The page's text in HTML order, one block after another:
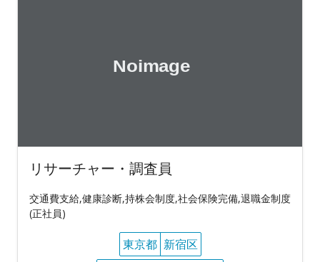
リサーチャー・調査員
交通費支給,健康診断,持株会制度,社会保険完備,退職金制度
(正社員)
東京都 新宿区